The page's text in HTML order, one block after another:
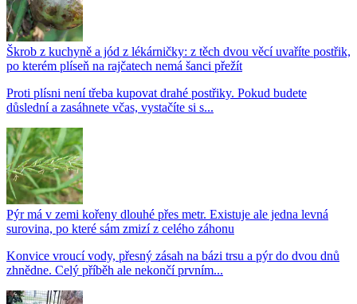
Škrob z kuchyně a jód z lékárničky: z těch dvou věcí uvaříte postřik,
po kterém plíseň na rajčatech nemá šanci přežít
Proti plísni není třeba kupovat drahé postřiky. Pokud budete
důslední a zasáhnete včas, vystačíte si s...
Pýr má v zemi kořeny dlouhé přes metr. Existuje ale jedna levná
surovina, po které sám zmizí z celého záhonu
Konvice vroucí vody, přesný zásah na bázi trsu a pýr do dvou dnů
zhnědne. Celý příběh ale nekončí prvním...